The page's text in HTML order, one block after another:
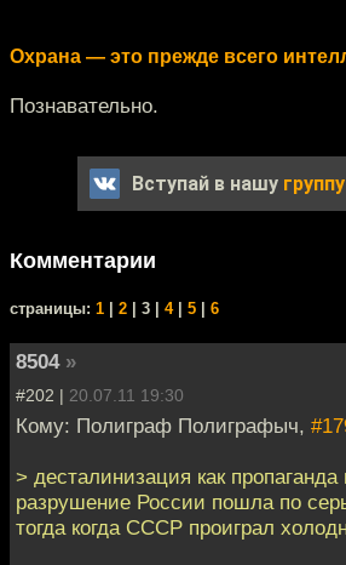
Охрана — это прежде всего
Познавательно.
Вступай в нашу
Комментарии
cтраницы: 1 2 | 3 | 4| 5 6
8504 »
#202 | 20.07.11 19:30
Кому: Полиграф Полиграфыч,
> десталинизация как
разрушение России пошла по
тогда когда СССР проиграл